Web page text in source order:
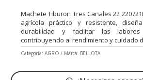
Machete Tiburon Tres Canales 22
agrícola práctico y resistente,
durabilidad y facilitar las
contribuyendo al rendimiento y cuidado
Categoría: AGRO Marca: BELLOTA